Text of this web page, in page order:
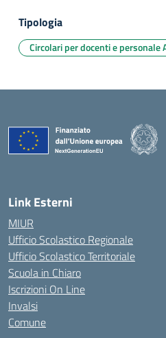
Tipologia
Circolari per docenti e personale
Link Esterni
MIUR
Ufficio Scolastico Regionale
Ufficio Scolastico Territoriale
Scuola in Chiaro
Iscrizioni On Line
Invalsi
Comune